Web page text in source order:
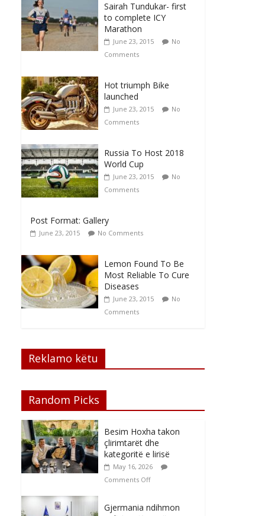
Sairah Tundukar- first
to complete ICY
Marathon
June 23, 2015
No
Comments
Hot triumph Bike
launched
June 23, 2015
No
Comments
Russia To Host 2018
World Cup
June 23, 2015
No
Comments
Post Format: Gallery
June 23, 2015 No Comments
Lemon Found To Be
Most Reliable To Cure
Diseases
June 23, 2015
No
Comments
Reklamo këtu
Random Picks
Besim Hoxha takon
çlirimtarët dhe
kategoritë e lirisë
May 16, 2026
Comments Off
Gjermania ndihmon